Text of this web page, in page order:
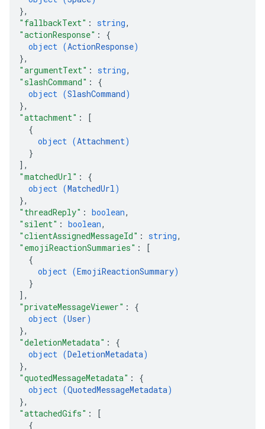
},
"fallbackText" : string,
"actionResponse" : {
object (ActionResponse)
},
"argumentText" : string,
"slashCommand" : {
object (SlashCommand)
},
"attachment" :
[
{
object (Attachment)
}
] ,
"matchedUrl" : {
object (MatchedUrl)
},
"threadReply" : boolean,
"silent" : boolean,
"clientAssignedMessageId" : string,
"emojiReactionSummaries" :
[
{
object (EmojiReactionSummary)
}
] ,
"privateMessageViewer" : {
object (User)
},
"deletionMetadata" : {
object (DeletionMetadata)
},
"quotedMessageMetadata" : {
object (QuotedMessageMetadata)
},
"attachedGifs" :
[
{